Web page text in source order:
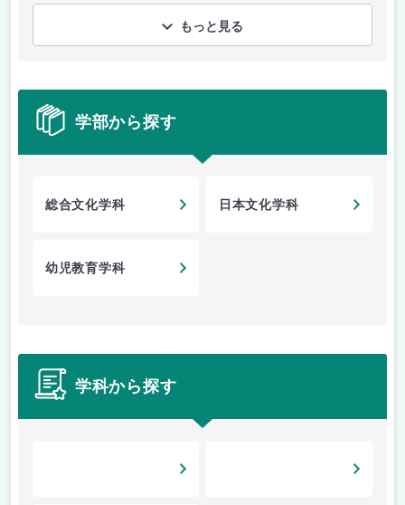
もっと見る
学部から探す
総合文化学科 日本文化学科
幼児教育学科
学科から探す